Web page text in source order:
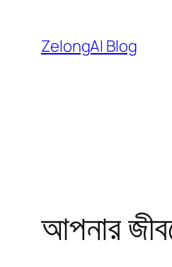
কনটেন্টেZelongAI Blog
আপনার